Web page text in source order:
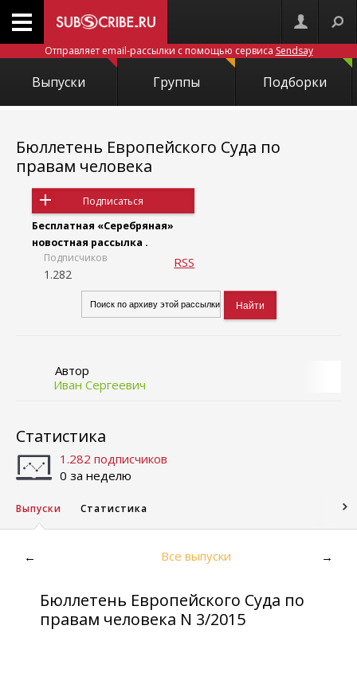
Отправляет email-рассылки с помощью сервиса Sendsay
Выпуски Группы Подборки
Бюллетень Европейского Суда по
правам человека
Подписаться
Бесплатная «Серебряная»
новостная рассылка .
Подписчиков
1.282
RSS
Автор
Иван Сергеевич
Статистика
1.282 подписчиков
0 за неделю
Выпуски Статистика
← Все выпуски →
Бюллетень Европейского Суда по
правам человека N 3/2015